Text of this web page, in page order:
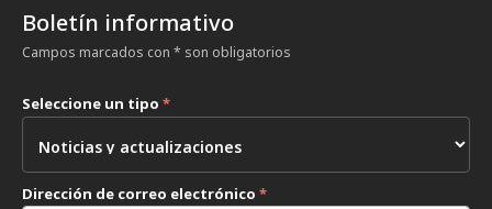
Boletín informativo
Campos marcados con * son obligatorios
Seleccione un tipo *
Dirección de correo electrónico *